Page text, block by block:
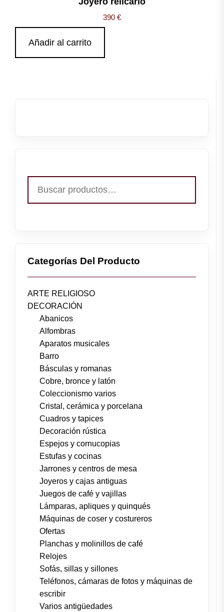
390 €
Añadir al carrito
por:
Categorías Del Producto
ARTE RELIGIOSO
DECORACIÓN
Abanicos
Alfombras
Aparatos musicales
Barro
Básculas y romanas
Cobre, bronce y latón
Coleccionismo varios
Cristal, cerámica y porcelana
Cuadros y tapices
Decoración rústica
Espejos y cornucopias
Estufas y cocinas
Jarrones y centros de mesa
Joyeros y cajas antiguas
Juegos de café y vajillas
Lámparas, apliques y quinqués
Máquinas de coser y costureros
Ofertas
Planchas y molinillos de café
Relojes
Sofás, sillas y sillones
Teléfonos, cámaras de fotos y máquinas de
escribir
Varios antigüedades